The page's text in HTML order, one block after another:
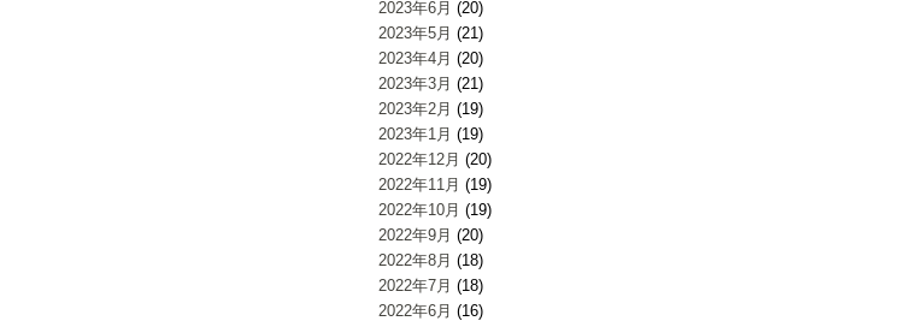
2023年6月 (20)
2023年5月 (21)
2023年4月 (20)
2023年3月 (21)
2023年2月 (19)
2023年1月 (19)
2022年12月 (20)
2022年11月 (19)
2022年10月 (19)
2022年9月 (20)
2022年8月 (18)
2022年7月 (18)
2022年6月 (16)